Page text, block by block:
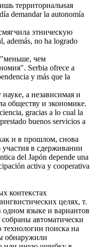
территориальная
demandar la autonomía
этническую
además, no ha logrado
"меньше, чем
". Serbia ofrece a
y más que la
а независимая и
обществу и экономике.
gracias a lo cual la
buenos servicios a
и в прошлом, снова
участия в сдерживании
del Japón depende una
activa y cooperativa
контекстах
целях, т.
одном языке и вариантов
автоматически
поиска на
обнаружили